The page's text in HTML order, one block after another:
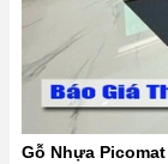
Gỗ Nhựa